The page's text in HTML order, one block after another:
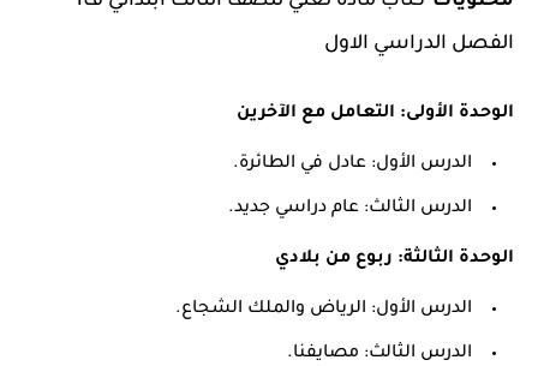
الفصل الدراسي الاول
الوحدة الأولى: التعامل مع الآخرين
الدرس الأول: عادل في الطائرة.
الدرس الثالث: عام دراسي جديد.
الوحدة الثالثة: ربوع من بلادي
الدرس الأول: الرياض والملك الشجاع.
الدرس الثالث: مصايفنا.